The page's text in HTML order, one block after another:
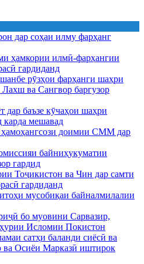
дар соҳаи илму фарҳанг
ҳамкории илмӣ-фарҳангии
гардиданд
рӯзҳои фарҳанги шаҳри
ва Сангвор баргузор
дар баъзе кӯчаҳои шаҳри
карда мешавад
доимии СММ дар
байниҳукуматии
гардид
Тоҷикистон ва Чин дар самти
гардиданд
мусобиқаи байналмилалии
бо муовини Сарвазир,
Исломии Покистон
сатҳи баланди сиёсӣ ва
Осиёи Марказӣ иштирок